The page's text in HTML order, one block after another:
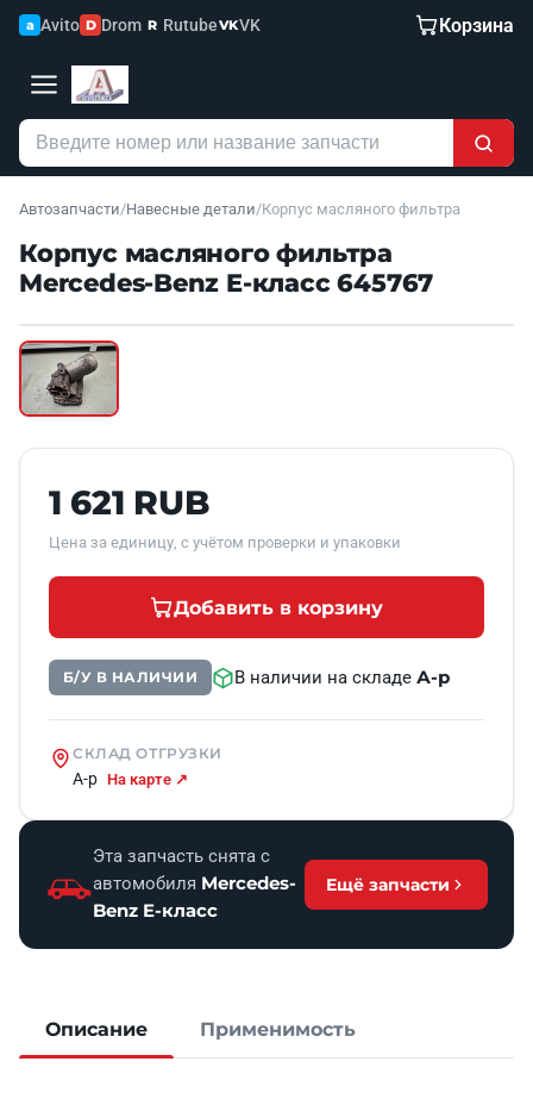
a Avito D Drom R RutubeVKVK Корзина
Автозапчасти/Навесные детали/Корпус масляного фильтра
Корпус масляного фильтра
Mercedes-Benz E-класс 645767
Б/У В НАЛИЧИИ
Наведите для увеличения
1 621 RUB
Цена за единицу, с учётом проверки и упаковки
Добавить в корзину
Б/У В НАЛИЧИИ В наличии на складеА-р
СКЛАД ОТГРУЗКИ
А-р На карте ↗
Эта запчасть снята с
автомобиля Mercedes-
Benz E-класс
Ещё запчасти
Описание Применимость